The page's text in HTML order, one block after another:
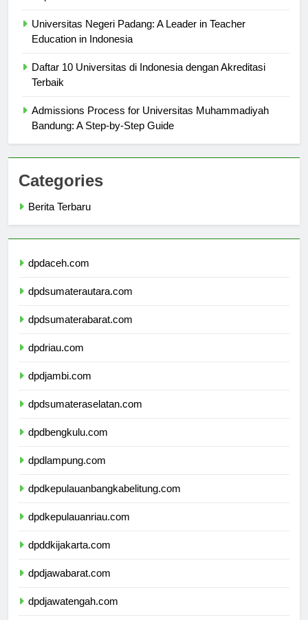
Universitas Negeri Padang: A Leader in Teacher
Daftar 10 Universitas di Indonesia dengan Akreditasi
Admissions Process for Universitas Muhammadiyah
Categories